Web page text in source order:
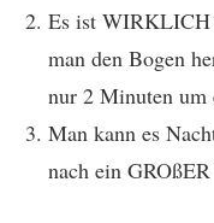
Es ist WIRKLICH
man den Bogen
nur 2 Minuten um
Man kann es
nach ein